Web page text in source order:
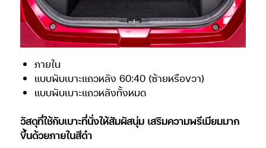
ภายใน
แบบพับเบาะแถวหลัง 60:40 (ซ้ายหรือขวา)
แบบพับเบาะแถวหลังทั้งหมด
วัสดุที่ใช้กับเบาะที่นั่งให้สัมผัสนุ่ม เสริมความพรีเมียมมาก
ขึ้นด้วยภายในสีดำ